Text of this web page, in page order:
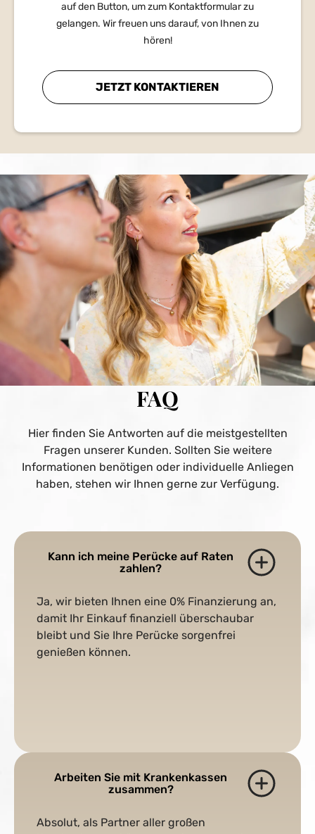
auf den Button, um zum Kontaktformular zu
gelangen. Wir freuen uns darauf, von Ihnen zu
hören!
JETZT KONTAKTIEREN
FAQ
Hier finden Sie Antworten auf die meistgestellten
Fragen unserer Kunden. Sollten Sie weitere
Informationen benötigen oder individuelle Anliegen
haben, stehen wir Ihnen gerne zur Verfügung.
Kann ich meine Perücke auf Raten
zahlen?
Ja, wir bieten Ihnen eine 0% Finanzierung an,
damit Ihr Einkauf finanziell überschaubar
bleibt und Sie Ihre Perücke sorgenfrei
genießen können.
Arbeiten Sie mit Krankenkassen
zusammen?
Absolut, als Partner aller großen